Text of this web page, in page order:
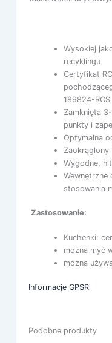
Wysokiej
recyklingu
Certyfikat
189824-RCS
Zamknięta
punkty i
Optymalna
Zaokrąglony
Wygodne,
Wewnętrzne
stosowania
Zastosowanie:
Kuchenki:
można myć
można
Informacje GPSR
Podobne produkty